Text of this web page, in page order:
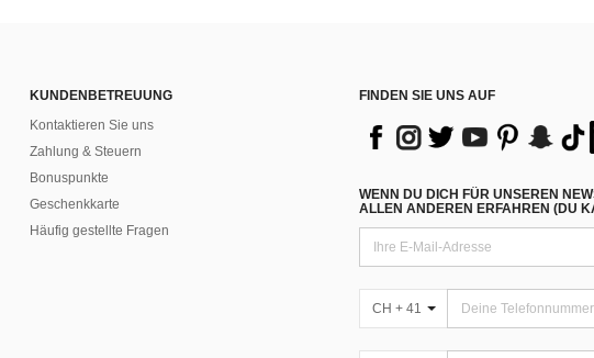
KUNDENBETREUUNG
Kontaktieren Sie uns
Zahlung & Steuern
Bonuspunkte
Geschenkkarte
Häufig gestellte Fragen
FINDEN SIE UNS AUF
WENN DU DICH FÜR UNSEREN
ALLEN ANDEREN ERFAHREN (DU
CH + 41